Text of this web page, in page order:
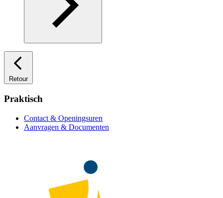
Retour
Praktisch
Contact & Openingsuren
Aanvragen & Documenten